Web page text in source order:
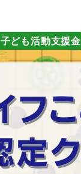
子ども活動支援金